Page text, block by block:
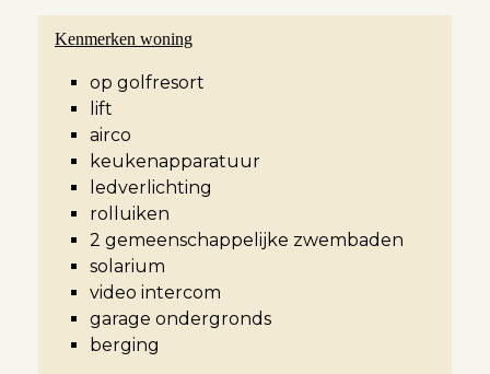
Kenmerken woning
op golfresort
lift
airco
keukenapparatuur
ledverlichting
rolluiken
2 gemeenschappelijke zwembaden
solarium
video intercom
garage ondergronds
berging